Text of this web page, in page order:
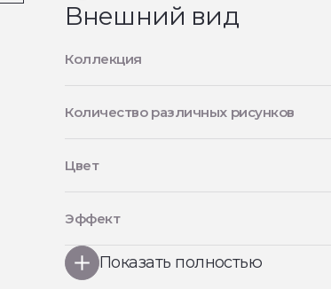
Внешний вид
Коллекция
Количество различных рисунков
Цвет
Эффект
Показать полностью